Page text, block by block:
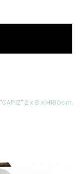
2 x 8 x H180cm.